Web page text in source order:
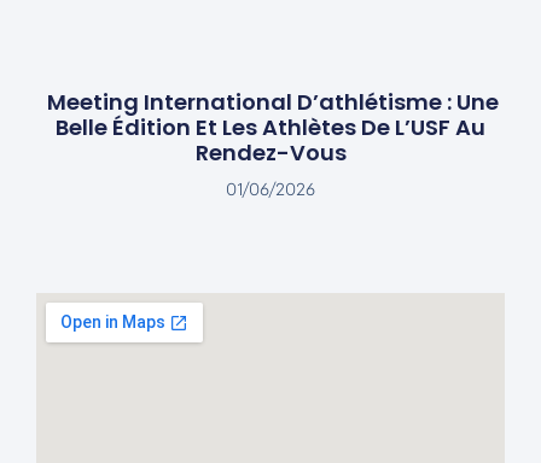
Meeting International D’athlétisme : Une
Belle Édition Et Les Athlètes De L’USF Au
Rendez-Vous
01/06/2026